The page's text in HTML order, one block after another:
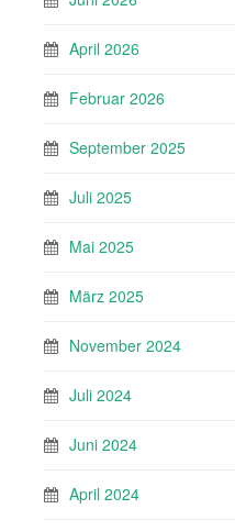
April 2026
Februar 2026
September 2025
Juli 2025
Mai 2025
März 2025
November 2024
Juli 2024
Juni 2024
April 2024